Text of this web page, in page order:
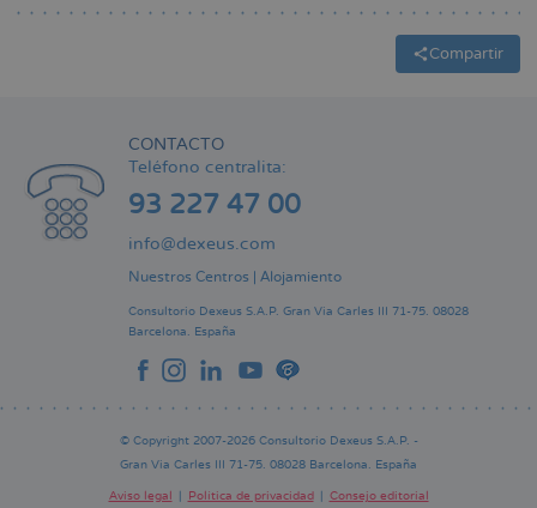
Compartir
CONTACTO
Teléfono centralita:
93 227 47 00
info@dexeus.com
Nuestros Centros Alojamiento
Consultorio Dexeus S.A.P. Gran Via Carles III 71-75. 08028
Barcelona. España
© Copyright 2007-2026 Consultorio Dexeus S.A.P. -
Gran Via Carles III 71-75. 08028 Barcelona. España
Aviso legal Política de privacidad Consejo editorial